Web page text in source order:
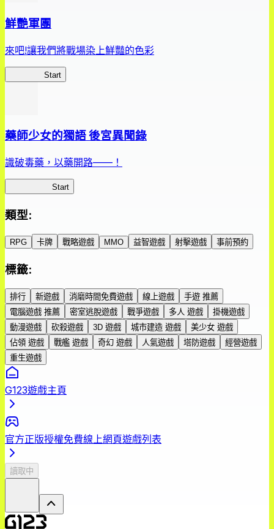
鮮艷軍團
來吧!讓我們將戰場染上鮮豔的色彩
Start
藥師少女的獨語 後宮異聞錄
識破毒藥，以藥開路——！
Start
類型:
RPG 卡牌 戰略遊戲 MMO 益智遊戲 射擊遊戲 事前預約
標籤:
排行 新遊戲 消磨時間免費遊戲 線上遊戲
手遊 推薦
電腦遊戲 推薦
密室逃脫遊戲 戰爭遊戲 多人 遊戲
掛機遊戲
動漫遊戲
砍殺遊戲 3D 遊戲 城市建造 遊戲
美少女 遊戲
佔領 遊戲
戰艦 遊戲 奇幻 遊戲 人氣遊戲 塔防遊戲
經營遊戲
重生遊戲
G123遊戲主頁
官方正版授權免費線上網頁遊戲列表
讀取中